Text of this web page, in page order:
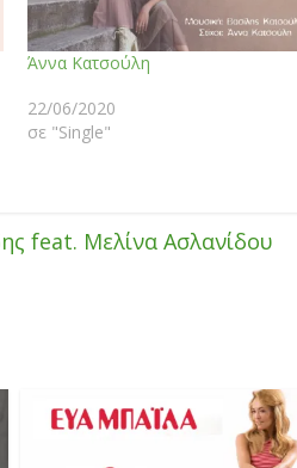
Άννα Κατσούλη
22/06/2020
σε "Single"
feat. Μελίνα Ασλανίδου